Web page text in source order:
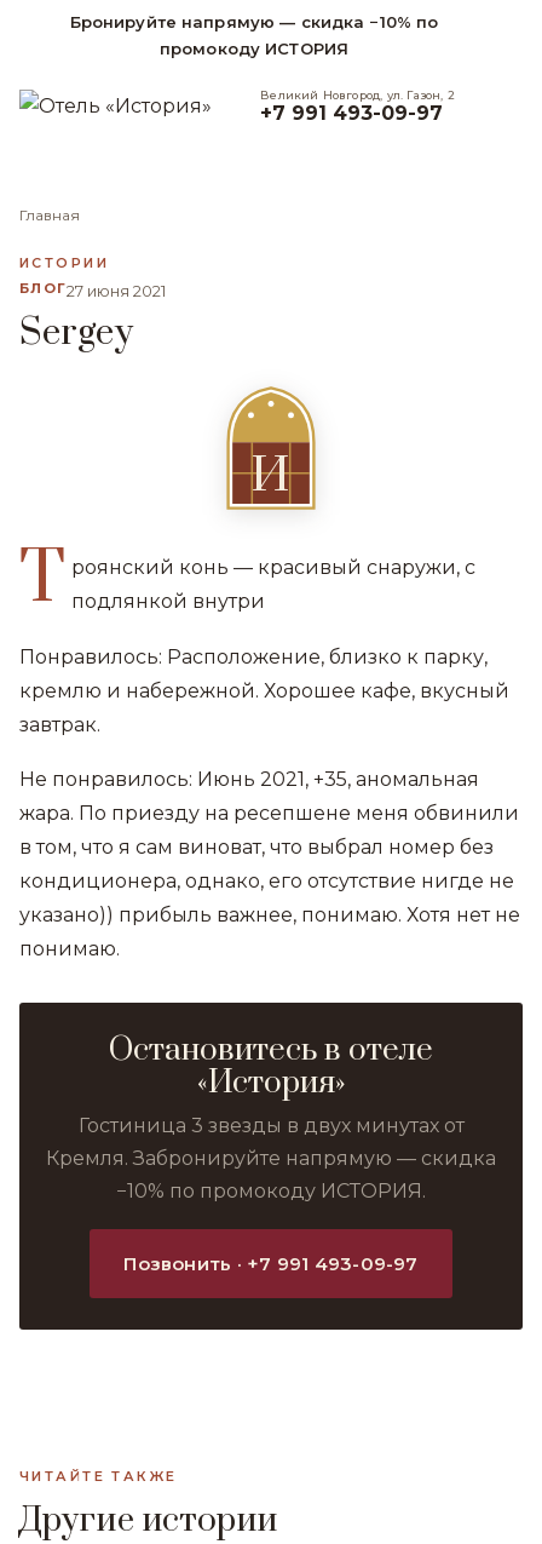
Бронируйте напрямую — скидка −10% по
промокоду ИСТОРИЯ
Великий Новгород, ул. Газон, 2
+7 991 493-09-97
Главная
ИСТОРИИ
БЛОГ27 июня 2021
Sergey
И
Т роянский конь — красивый снаружи, с
подлянкой внутри
Понравилось: Расположение, близко к парку,
кремлю и набережной. Хорошее кафе, вкусный
завтрак.
Не понравилось: Июнь 2021, +35, аномальная
жара. По приезду на ресепшене меня обвинили
в том, что я сам виноват, что выбрал номер без
кондиционера, однако, его отсутствие нигде не
указано)) прибыль важнее, понимаю. Хотя нет не
понимаю.
Остановитесь в отеле
«История»
Гостиница 3 звезды в двух минутах от
Кремля. Забронируйте напрямую — скидка
−10% по промокоду ИСТОРИЯ.
Позвонить · +7 991 493-09-97
ЧИТАЙТЕ ТАКЖЕ
Другие истории